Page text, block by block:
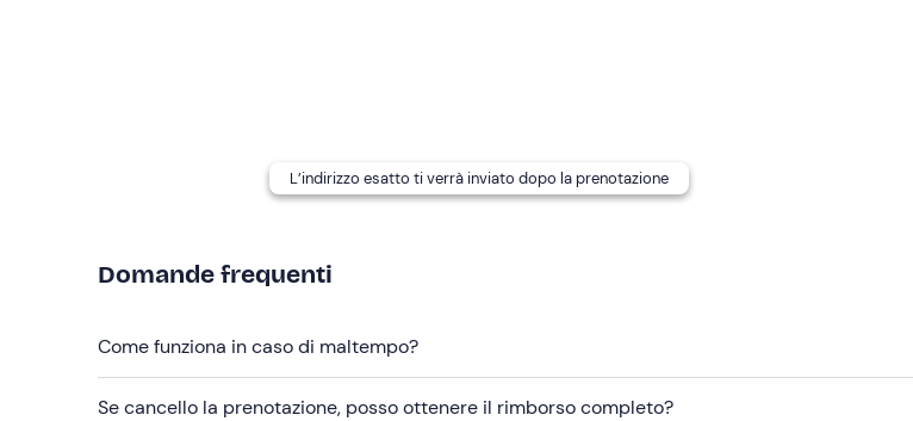
Costume da bagno
Telo mare
Occhiali da sole
L’indirizzo esatto ti verrà inviato dopo la prenotazione
Domande frequenti
Come funziona in caso di maltempo?
Se cancello la prenotazione, posso ottenere il rimborso completo?